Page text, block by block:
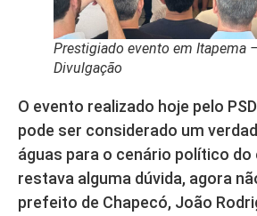
Prestigiado evento em Itapema
Divulgação
O evento realizado hoje pelo
pode ser considerado um
águas para o cenário político do
restava alguma dúvida, agora
prefeito de Chapecó, João